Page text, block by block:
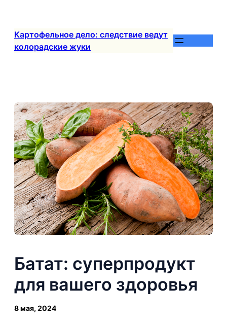
содержимому
Картофельное дело: следствие ведут
колорадские жуки
Батат: суперпродукт
для вашего здоровья
8 мая, 2024